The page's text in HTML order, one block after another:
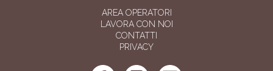
AREA OPERATORI
LAVORA CON NOI
CONTATTI
PRIVACY